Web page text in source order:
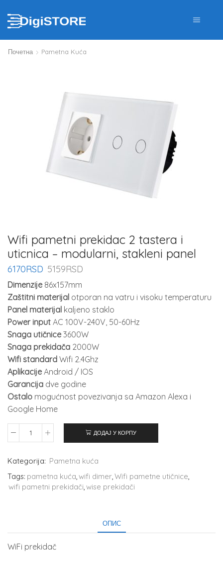
Почетна Pametna Kuća
Wifi pametni prekidac 2 tastera i
uticnica – modularni, stakleni panel
6170RSD 5159RSD
Dimenzije 86x157mm
Zaštitni materijal otporan na vatru i visoku temperaturu
Panel materijal kaljeno staklo
Power input AC 100V-240V, 50-60Hz
Snaga utičnice 3600W
Snaga prekidača 2000W
Wifi standard Wifi 2.4Ghz
Aplikacije Android / IOS
Garancija dve godine
Ostalo mogućnost povezivanja sa Amazon Alexa i
Google Home
ДОДАЈ У КОРПУ
Kategorija: Pametna kuća
Tags: pametna kuća,wifi dimer,Wifi pametne utičnice,
wifi pametni prekidači,wise prekidači
ОПИС
WiFi prekidač